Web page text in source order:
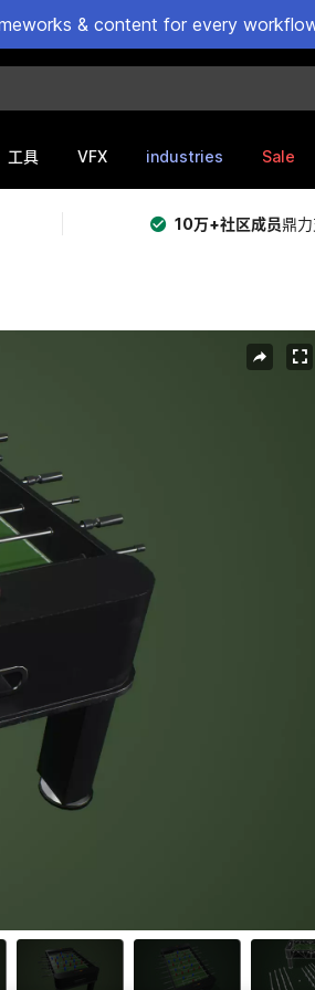
& content for every
工具 VFX industries Sale
10万+社区成员鼎